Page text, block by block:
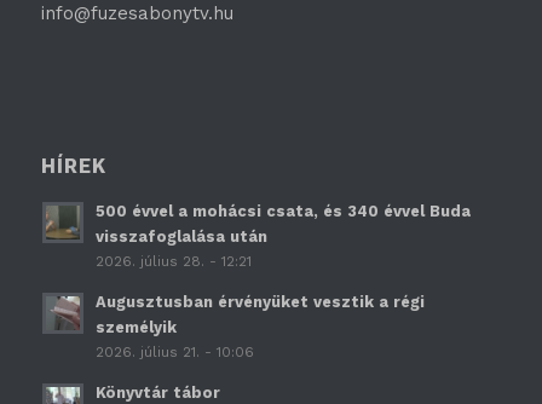
info@fuzesabonytv.hu
HÍREK
500 évvel a mohácsi csata, és 340 évvel Buda
visszafoglalása után
2026. július 28. - 12:21
Augusztusban érvényüket vesztik a régi
személyik
2026. július 21. - 10:06
Könyvtár tábor